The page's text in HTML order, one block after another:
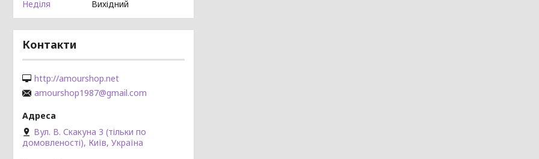
Неділя
Вихідний
Контакти
http://amourshop.net
amourshop1987@gmail.com
Вул. В. Скакуна 3 (тільки по
домовленості), Київ, Україна